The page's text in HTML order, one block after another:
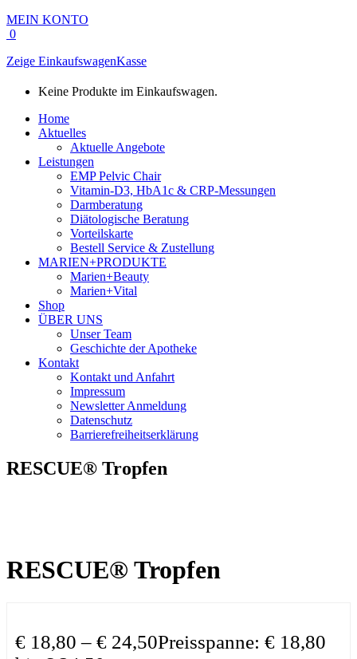
MEIN KONTO
0
Zeige EinkaufswagenKasse
Keine Produkte im Einkaufswagen.
Home
Aktuelles
Aktuelle Angebote
Leistungen
EMP Pelvic Chair
Vitamin-D3, HbA1c & CRP-Messungen
Darmberatung
Diätologische Beratung
Vorteilskarte
Bestell Service & Zustellung
MARIEN+PRODUKTE
Marien+Beauty
Marien+Vital
Shop
ÜBER UNS
Unser Team
Geschichte der Apotheke
Kontakt
Kontakt und Anfahrt
Impressum
Newsletter Anmeldung
Datenschutz
Barrierefreiheitserklärung
RESCUE® Tropfen
RESCUE® Tropfen
€ 18,80 – € 24,50Preisspanne: € 18,80